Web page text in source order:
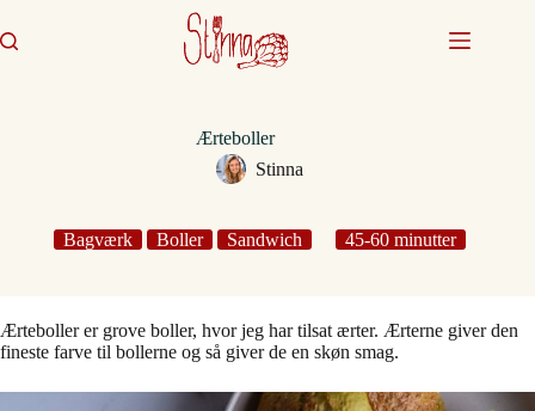
til
indhold
Ærteboller
Stinna
Bagværk Boller Sandwich 45-60 minutter
Ærteboller er grove boller, hvor jeg har tilsat ærter. Ærterne giver den
fineste farve til bollerne og så giver de en skøn smag.